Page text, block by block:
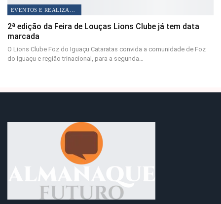
EVENTOS E REALIZAÇÕES
2ª edição da Feira de Louças Lions Clube já tem data
marcada
O Lions Clube Foz do Iguaçu Cataratas convida a comunidade de Foz
do Iguaçu e região trinacional, para a segunda…